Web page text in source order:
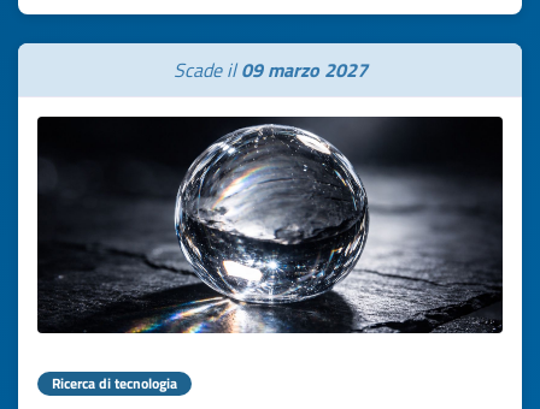
Scade il09 marzo 2027
Ricerca di tecnologia